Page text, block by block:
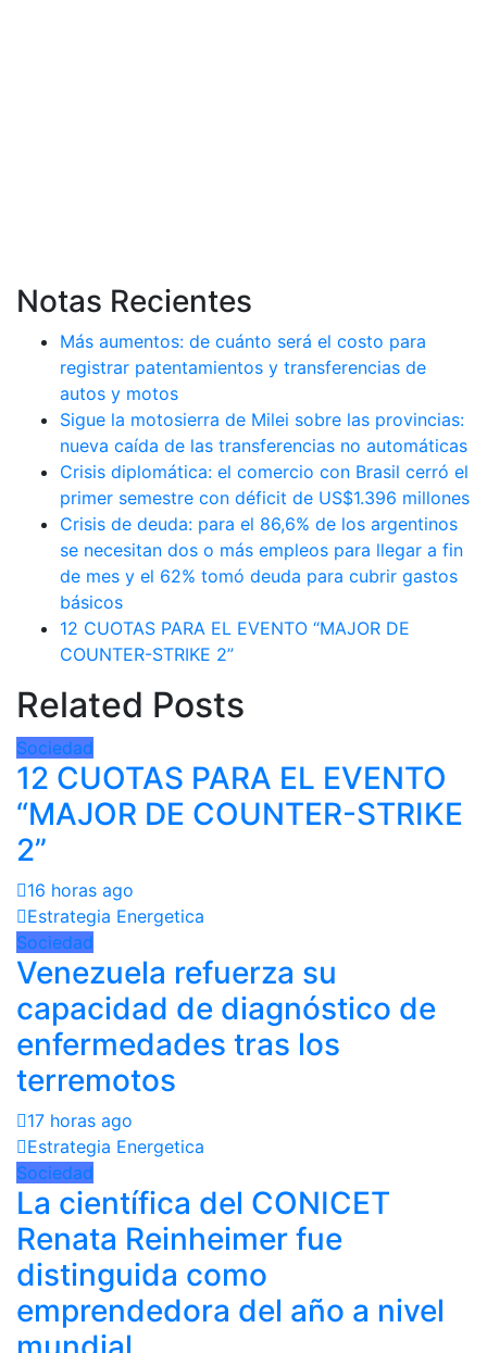
Notas Recientes
Más aumentos: de cuánto será el costo para
registrar patentamientos y transferencias de
autos y motos
Sigue la motosierra de Milei sobre las provincias:
nueva caída de las transferencias no automáticas
Crisis diplomática: el comercio con Brasil cerró el
primer semestre con déficit de US$1.396 millones
Crisis de deuda: para el 86,6% de los argentinos
se necesitan dos o más empleos para llegar a fin
de mes y el 62% tomó deuda para cubrir gastos
básicos
12 CUOTAS PARA EL EVENTO “MAJOR DE
COUNTER-STRIKE 2”
Related Posts
Sociedad
12 CUOTAS PARA EL EVENTO
“MAJOR DE COUNTER-STRIKE
2”
16 horas ago
Estrategia Energetica
Sociedad
Venezuela refuerza su
capacidad de diagnóstico de
enfermedades tras los
terremotos
17 horas ago
Estrategia Energetica
Sociedad
La científica del CONICET
Renata Reinheimer fue
distinguida como
emprendedora del año a nivel